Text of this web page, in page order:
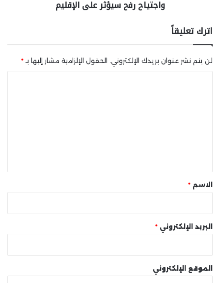
واجتياح رفح سيؤثر على الإقليم
اترك تعليقاً
لن يتم نشر عنوان بريدك الإلكتروني. الحقول الإلزامية مشار إليها بـ*
* الاسم *
البريد الإلكتروني *
الموقع الإلكتروني